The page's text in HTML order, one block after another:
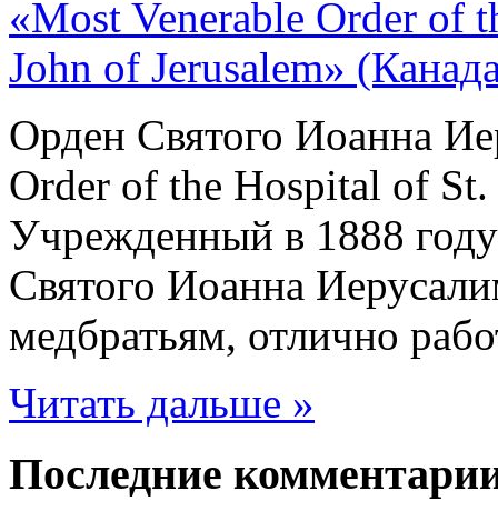
Орден Святого Иоанна
Order of the Hospital of
Учрежденный в 1888
Святого Иоанна
медбратьям, отлично
Читать дальше »
Последние